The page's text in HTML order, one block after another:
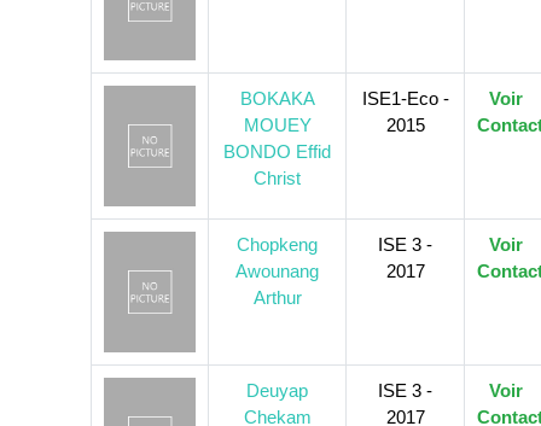
BOKAKA
MOUEY
BONDO Effid
Christ
ISE1-Eco -
2015
Voir
Chopkeng
Awounang
Arthur
ISE 3 -
2017
Voir
Deuyap
Chekam
ISE 3 -
2017
Voir